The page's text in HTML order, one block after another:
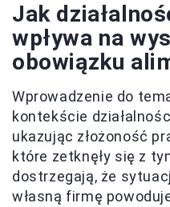
Jak
wpływa na
obowiązku
Wprowadzenie do
kontekście
ukazując złożoność
które zetknęły się z
dostrzegają, że
własną firmę